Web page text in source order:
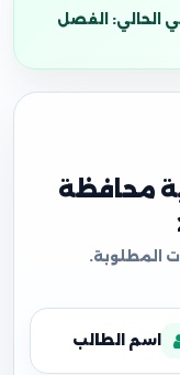
الحالي: الفصل
محافظة
اسم الطالب